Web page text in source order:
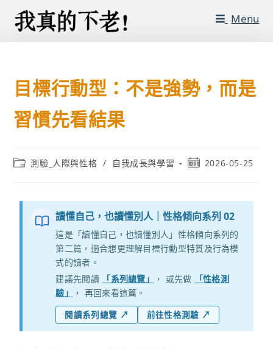
Menu
目標行動型：不是強勢，而是
習慣先看結果
測驗_人際與性格 / 自我成長與學習 2026-05-25
讀懂自己，也讀懂別人｜性格傾向系列 02
這是「讀懂自己，也讀懂別人」性格傾向系列的
第二篇，適合想更理解目標行動型特質及行為模
式的讀者。
建議先閱讀
「系列總覽」 ， 或先做
「性格測
驗」
， 再回來看這篇。
閱讀系列總覽 ↗ 前往性格測驗 ↗